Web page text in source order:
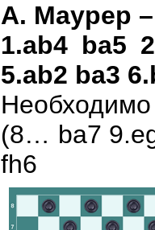
А. Маурер
1.ab4 ba5
5.ab2 ba3
(8… ba7
fh6